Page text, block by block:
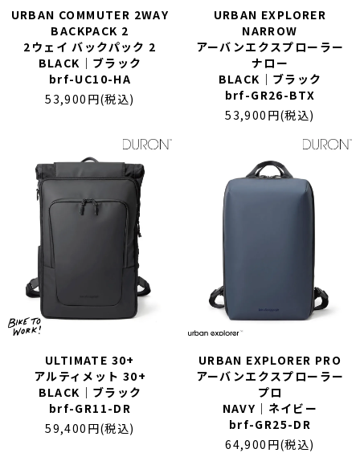
URBAN COMMUTER 2WAY
BACKPACK 2
2ウェイ バックパック 2
BLACK｜ブラック
brf-UC10-HA
53,900円(税込)
URBAN EXPLORER
NARROW
アーバンエクスプローラー
ナロー
BLACK｜ブラック
brf-GR26-BTX
53,900円(税込)
ULTIMATE 30+
アルティメット 30+
BLACK｜ブラック
brf-GR11-DR
59,400円(税込)
URBAN EXPLORER PRO
アーバンエクスプローラー
プロ
NAVY｜ネイビー
brf-GR25-DR
64,900円(税込)